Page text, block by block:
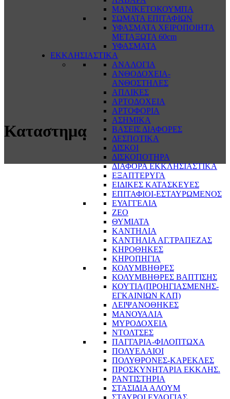
ΜΑΝΙΚΕΤΟΚΟΥΜΠΑ
ΣΩΜΑΤΑ ΕΠΙΤΑΦΙΩΝ
ΥΦΑΣΜΑΤΑ ΧΕΙΡΟΠΟΙΗΤΑ
ΜΕΤΑΞΩΤΑ 60cm
ΥΦΑΣΜΑΤΑ
ΕΚΚΛΗΣΙΑΣΤΙΚΑ
ΑΝΑΛΟΓΙΑ
ΑΝΘΟΔΟΧΕΙΑ-
ΑΝΘΟΣΤΗΛΕΣ
ΑΠΛΙΚΕΣ
ΑΡΤΟΔΟΧΕΙΑ
ΑΡΤΟΦΟΡΙΑ
ΑΣΗΜΙΚΑ
ΒΑΣΕΙΣ ΔΙΑΦΟΡΕΣ
ΔΕΣΠΟΤΙΚΑ
ΔΙΣΚΟΙ
ΔΙΣΚΟΠΟΤΗΡΑ
ΔΙΑΦΟΡΑ ΕΚΚΛΗΣΙΑΣΤΙΚΑ
ΕΞΑΠΤΕΡΥΓΑ
ΕΙΔΙΚΕΣ ΚΑΤΑΣΚΕΥΕΣ
ΕΠΙΤΑΦΙΟΙ-ΕΣΤΑΥΡΩΜΕΝΟΣ
ΕΥΑΓΓΕΛΙΑ
ΖΕΟ
ΘΥΜΙΑΤΑ
ΚΑΝΤΗΛΙΑ
ΚΑΝΤΗΛΙΑ ΑΓ.ΤΡΑΠΕΖΑΣ
ΚΗΡΟΘΗΚΕΣ
ΚΗΡΟΠΗΓΙΑ
ΚΟΛΥΜΒΗΘΡΕΣ
ΚΟΛΥΜΒΗΘΡΕΣ ΒΑΠΤΙΣΗΣ
ΚΟΥΤΙΑ(ΠΡΟΗΓΙΑΣΜΕΝΗΣ-
ΕΓΚΑΙΝΙΩΝ ΚΛΠ)
ΛΕΙΨΑΝΟΘΗΚΕΣ
ΜΑΝΟΥΑΛΙΑ
ΜΥΡΟΔΟΧΕΙΑ
ΝΤΟΛΤΣΕΣ
ΠΑΓΓΑΡΙΑ-ΦΙΛΟΠΤΩΧΑ
ΠΟΛΥΕΛΑΙΟΙ
ΠΟΛΥΘΡΟΝΕΣ-ΚΑΡΕΚΛΕΣ
ΠΡΟΣΚΥΝΗΤΑΡΙΑ ΕΚΚΛΗΣ.
ΡΑΝΤΙΣΤΗΡΙΑ
ΣΤΑΣΙΔΙΑ ΑΛΟΥΜ
ΣΤΑΥΡΟΙ ΕΥΛΟΓΙΑΣ
Καταστημα